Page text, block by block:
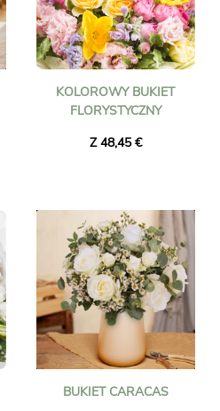
KOLOROWY BUKIET
FLORYSTYCZNY
Z 48,45 €
BUKIET CARACAS